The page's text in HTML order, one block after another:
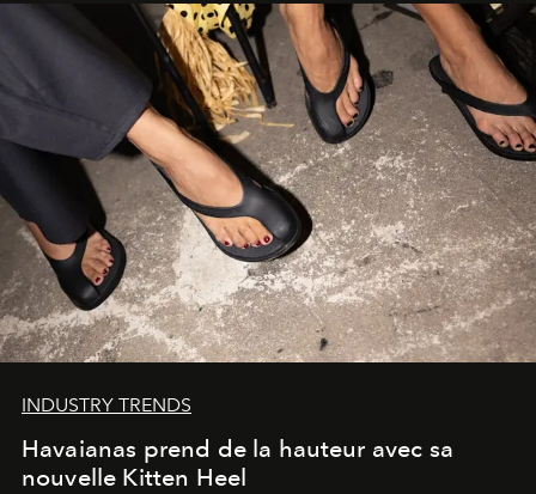
INDUSTRY TRENDS
Havaianas prend de la hauteur avec sa
nouvelle Kitten Heel